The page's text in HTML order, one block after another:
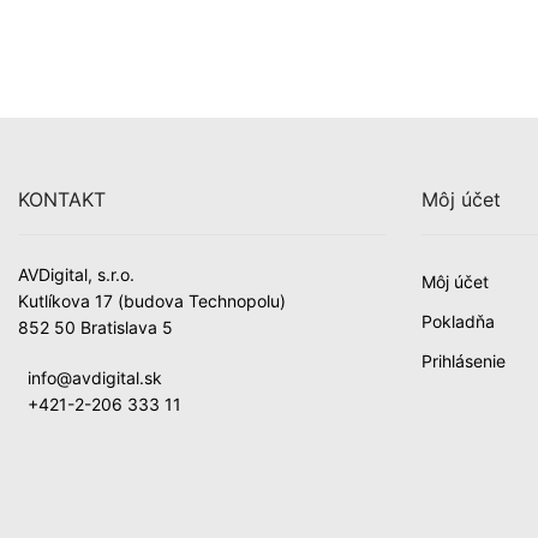
KONTAKT
AVDigital, s.r.o.
Kutlíkova 17 (budova Technopolu)
852 50 Bratislava 5
info@avdigital.sk
+421-2-206 333 11
Môj účet
Môj účet
Pokladňa
Prihlásenie